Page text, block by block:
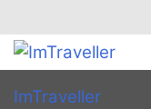
ImTraveller